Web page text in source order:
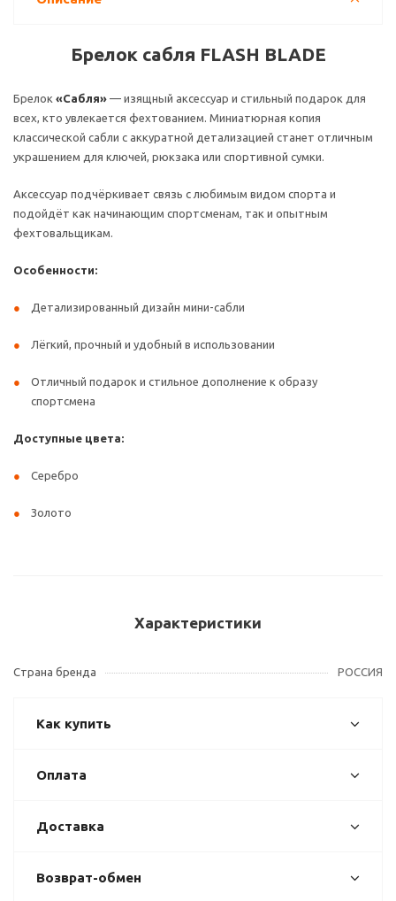
Брелок сабля FLASH BLADE
Брелок «Сабля» — изящный аксессуар и стильный подарок для
всех, кто увлекается фехтованием. Миниатюрная копия
классической сабли с аккуратной детализацией станет отличным
украшением для ключей, рюкзака или спортивной сумки.
Аксессуар подчёркивает связь с любимым видом спорта и
подойдёт как начинающим спортсменам, так и опытным
фехтовальщикам.
Особенности:
Детализированный дизайн мини-сабли
Лёгкий, прочный и удобный в использовании
Отличный подарок и стильное дополнение к образу
спортсмена
Доступные цвета:
Серебро
Золото
Характеристики
Страна бренда РОССИЯ
Как купить
Оплата
Доставка
Возврат-обмен